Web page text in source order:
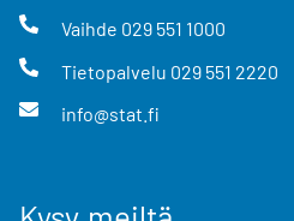
Vaihde 029 551 1000
Tietopalvelu 029 551 2220
info@stat.fi